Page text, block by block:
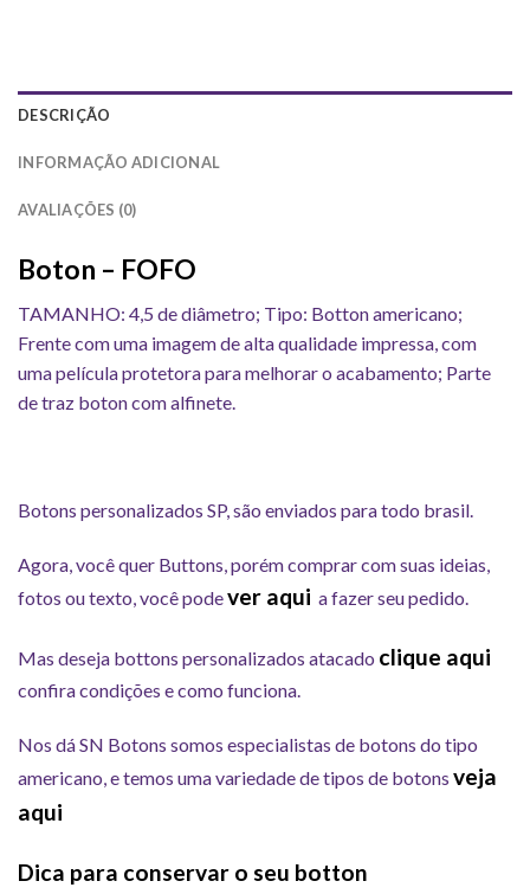
DESCRIÇÃO
INFORMAÇÃO ADICIONAL
AVALIAÇÕES (0)
Boton – FOFO
TAMANHO: 4,5 de diâmetro; Tipo: Botton americano;
Frente com uma imagem de alta qualidade impressa, com
uma película protetora para melhorar o acabamento; Parte
de traz boton com alfinete.
Botons personalizados SP, são enviados para todo brasil.
Agora, você quer Buttons, porém comprar com suas ideias,
fotos ou texto, você podever aqui a fazer seu pedido.
Mas deseja bottons personalizados atacado clique aqui
confira condições e como funciona.
Nos dá SN Botons somos especialistas de botons do tipo
americano, e temos uma variedade de tipos de botons veja
aqui
Dica para conservar o seu botton